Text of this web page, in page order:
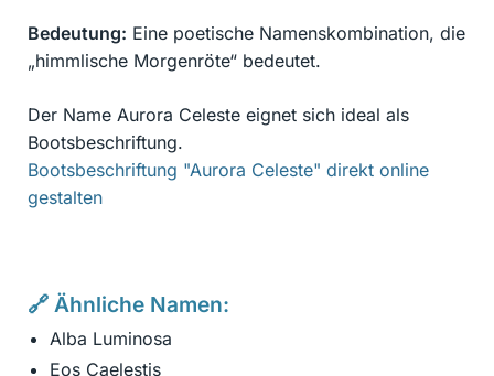
Bedeutung: Eine poetische Namenskombination, die
„himmlische Morgenröte“ bedeutet.
Der Name Aurora Celeste eignet sich ideal als
Bootsbeschriftung.
Bootsbeschriftung "Aurora Celeste" direkt online
gestalten
🔗 Ähnliche Namen:
Alba Luminosa
Eos Caelestis